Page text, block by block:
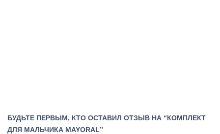
БУДЬТЕ ПЕРВЫМ, КТО ОСТАВИЛ ОТЗЫВ НА “КОМПЛЕКТ
ДЛЯ МАЛЬЧИКА MAYORAL”